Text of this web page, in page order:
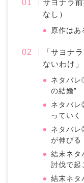
サヨナラ
なし）
原作はあ
「サヨナ
ないわけ
ネタバレ
の結婚”
ネタバ
っていく
ネタバ
が伸びる
結末ネタ
討伐で起
結末ネタ